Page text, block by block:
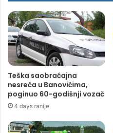
Teška saobraćajna
nesreća u Banovićima,
poginuo 60-godišnji vozač
4 days ranije